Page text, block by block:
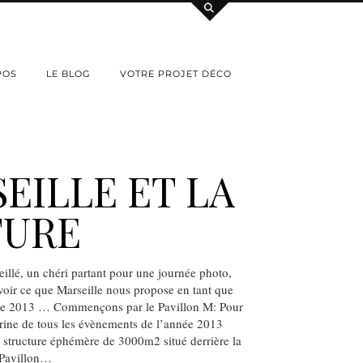
LE BLOG VOTRE PROJET DÉCO
ET LA
un chéri partant pour une journée photo,
ce que Marseille nous propose en tant que
2013 … Commençons par le Pavillon M: Pour
de tous les évènements de l’année 2013
structure éphémère de 3000m2 situé derrière la